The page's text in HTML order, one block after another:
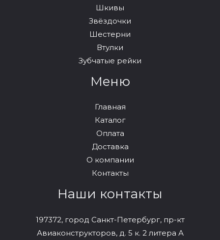
Шкивы
Звёздочки
Шестерни
Втулки
Зубчатые рейки
Меню
Главная
Каталог
Оплата
Доставка
О компании
Контакты
Наши контакты
197372, город Санкт-Петербург, пр-кт
Авиаконструкторов, д. 5 к. 2 литера А